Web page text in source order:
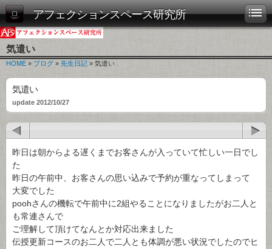
アフェクションスペース研究所
気遣い
HOME » ブログ » 先生日記 » 気遣い
気遣い
update 2012/10/27
昨日は朝からよる遅くまでお客さんが入っていて忙しい一日でし
た
昨日の午前中、お客さんの思い込みで予約が重なってしまって
大変でした
poohさんの機転で午前中に2組やることになりましたがお二人と
も常連さんで
ご理解して頂けてなんとか対応出来ました
伝授更新コースのお二人で二人とも体調が悪い状況でしたのでヒ